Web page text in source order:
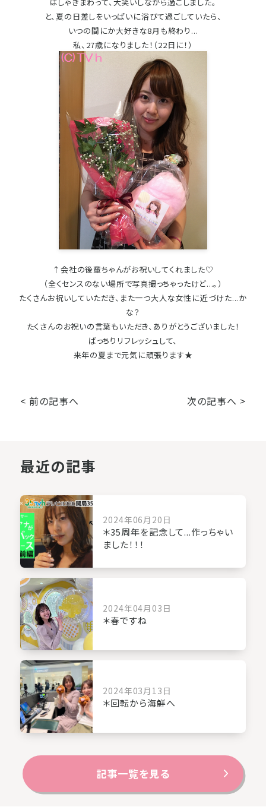
と、夏の日差しをいっぱいに浴びて過ごしていたら、
いつの間にか大好きな8月も終わり...
私、27歳になりました！（22日に！）
↑会社の後輩ちゃんがお祝いしてくれました♡
（全くセンスのない場所で写真撮っちゃったけど...。）
たくさんお祝いしていただき、また一つ大人な女性に近づけた...か
な？
たくさんのお祝いの言葉もいただき、ありがとうございました！
ばっちりリフレッシュして、
来年の夏まで元気に頑張ります★
< 前の記事へ 次の記事へ >
最近の記事
2024年06月20日
＊35周年を記念して...作っちゃい
ました！！！
2024年04月03日
＊春ですね
2024年03月13日
＊回転から海鮮へ
記事一覧を見る